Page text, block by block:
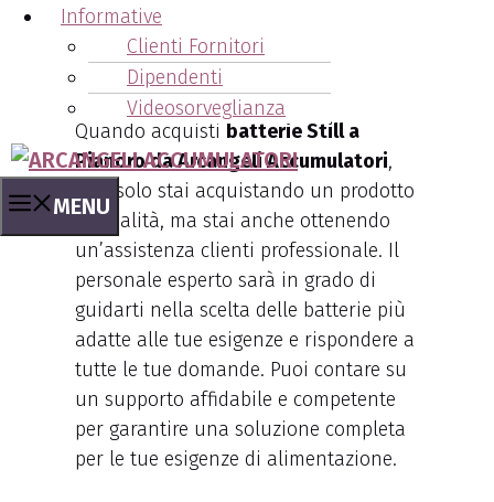
Informative
Clienti Fornitori
Dipendenti
Videosorveglianza
MENU
3. Assistenza Clienti
Professionale
Quando acquisti batterie Still a
Pianoro da Arcangeli Accumulatori,
non solo stai acquistando un prodotto
di qualità, ma stai anche ottenendo
un’assistenza clienti professionale. Il
personale esperto sarà in grado di
guidarti nella scelta delle batterie più
adatte alle tue esigenze e rispondere a
tutte le tue domande. Puoi contare su
un supporto affidabile e competente
per garantire una soluzione completa
per le tue esigenze di alimentazione.